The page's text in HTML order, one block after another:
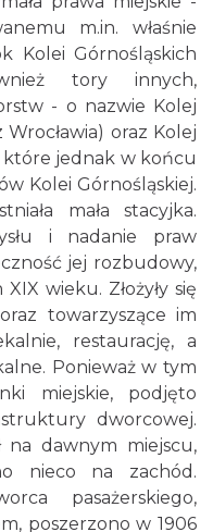
m.in. właśnie
Kolei Górnośląskich
tory innych,
- o nazwie Kolej
oraz Kolej
które jednak w końcu
Kolei Górnośląskiej.
mała stacyjka.
i nadanie praw
jej rozbudowy,
wieku. Złożyły się
towarzyszące im
restaurację, a
Ponieważ w tym
miejskie, podjęto
dworcowej.
na dawnym miejscu,
nieco na zachód.
pasażerskiego,
poszerzono w 1906